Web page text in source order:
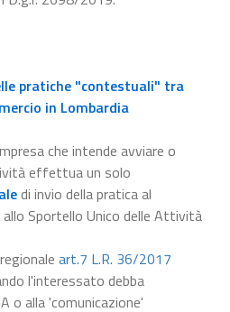
pratiche "contestuali" tra
in Lombardia
che intende avviare o
effettua un solo
di invio della pratica al
Sportello Unico delle Attività
art.7 L.R. 36/2017
l'interessato debba
o alla 'comunicazione'